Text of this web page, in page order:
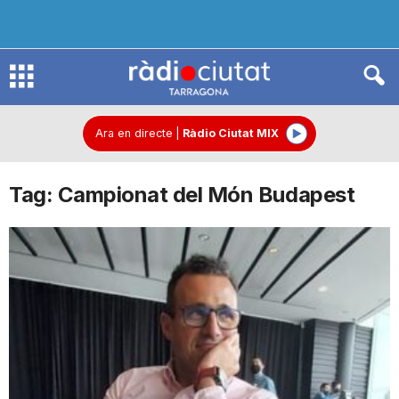
R
d
i
Ara en directe Ràdio Ciutat MIX
Tag: Campionat del Món Budapest